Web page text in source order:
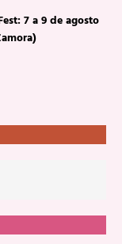
7 a 9 de agosto